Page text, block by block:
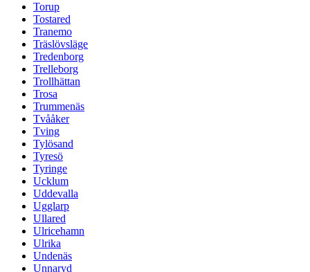
Torup
Tostared
Tranemo
Träslövsläge
Tredenborg
Trelleborg
Trollhättan
Trosa
Trummenäs
Tvååker
Tving
Tylösand
Tyresö
Tyringe
Ucklum
Uddevalla
Ugglarp
Ullared
Ulricehamn
Ulrika
Undenäs
Unnaryd